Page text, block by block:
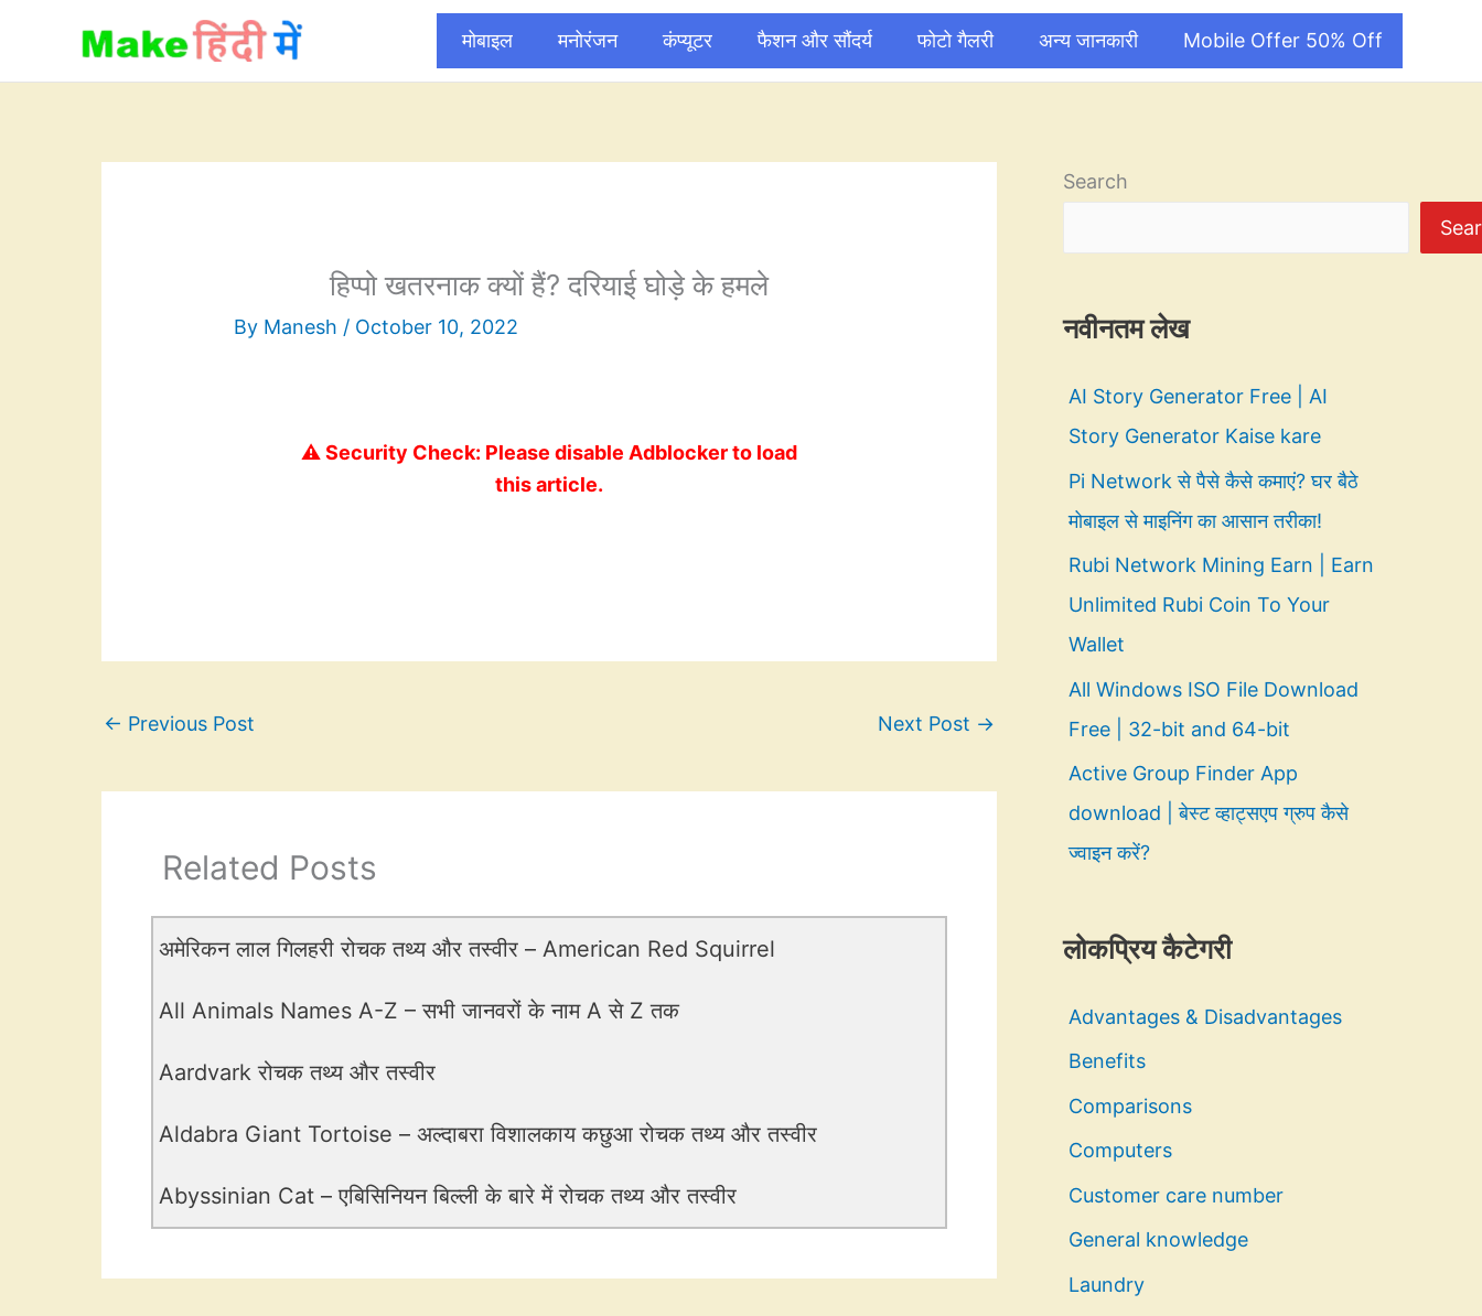
content
मोबाइल मनोरंजन कंप्यूटर फैशन और सौंदर्य फोटो गैलरी अन्य जानकारी Mobile Offer 50% Off
हिप्पो खतरनाक क्यों हैं? दरियाई घोड़े के हमले
By Manesh / October 10, 2022
⚠️ Security Check: Please disable Adblocker to load
this article.
← Previous Post Next Post →
Related Posts
अमेरिकन लाल गिलहरी रोचक तथ्य और तस्वीर – American Red Squirrel
All Animals Names A-Z – सभी जानवरों के नाम A से Z तक
Aardvark रोचक तथ्य और तस्वीर
Aldabra Giant Tortoise – अल्दाबरा विशालकाय कछुआ रोचक तथ्य और तस्वीर
Abyssinian Cat – एबिसिनियन बिल्ली के बारे में रोचक तथ्य और तस्वीर
Search
नवीनतम लेख
AI Story Generator Free | AI
Story Generator Kaise kare
Pi Network से पैसे कैसे कमाएं? घर बैठे
मोबाइल से माइनिंग का आसान तरीका!
Rubi Network Mining Earn | Earn
Unlimited Rubi Coin To Your
Wallet
All Windows ISO File Download
Free | 32-bit and 64-bit
Active Group Finder App
download | बेस्ट व्हाट्सएप ग्रुप कैसे
ज्वाइन करें?
लोकप्रिय कैटेगरी
Advantages & Disadvantages
Benefits
Comparisons
Computers
Customer care number
General knowledge
Laundry